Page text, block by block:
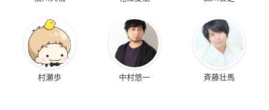
村瀬歩 中村悠一 斉藤壮馬